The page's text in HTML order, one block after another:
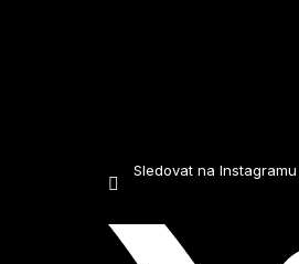
Sledovat na Instagramu